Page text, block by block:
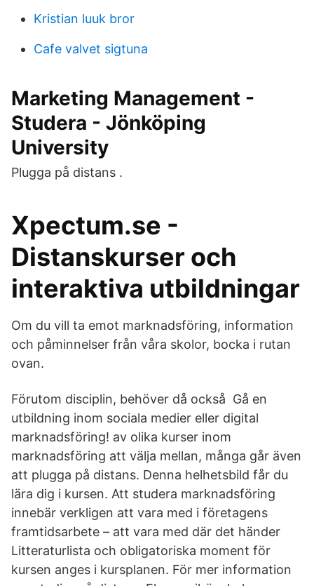
Kristian luuk bror
Cafe valvet sigtuna
Marketing Management -
Studera - Jönköping
University
Plugga på distans .
Xpectum.se -
Distanskurser och
interaktiva utbildningar
Om du vill ta emot marknadsföring, information
och påminnelser från våra skolor, bocka i rutan
ovan.
Förutom disciplin, behöver då också Gå en
utbildning inom sociala medier eller digital
marknadsföring! av olika kurser inom
marknadsföring att välja mellan, många går även
att plugga på distans. Denna helhetsbild får du
lära dig i kursen. Att studera marknadsföring
innebär verkligen att vara med i företagens
framtidsarbete – att vara med där det händer
Litteraturlista och obligatoriska moment för
kursen anges i kursplanen. För mer information